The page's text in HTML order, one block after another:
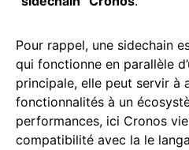
Pour rappel, une sidechain
qui fonctionne en parallèle
principale, elle peut servir à
fonctionnalités à un
performances, ici Cronos
compatibilité avec la le